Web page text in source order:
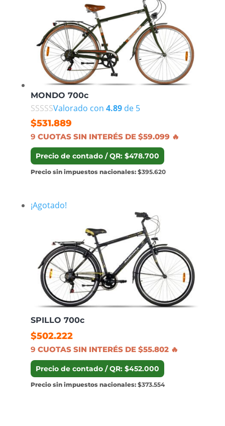
MONDO 700c
Valorado con 4.89de 5
$531.889
9 CUOTAS SIN INTERÉS DE $59.099 🔥
Precio de contado / QR: $478.700
Precio sin impuestos nacionales: $395.620
¡Agotado!
SPILLO 700c
$502.222
9 CUOTAS SIN INTERÉS DE $55.802 🔥
Precio de contado / QR: $452.000
Precio sin impuestos nacionales: $373.554